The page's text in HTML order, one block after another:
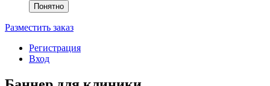
Понятно
Разместить заказ
Регистрация
Вход